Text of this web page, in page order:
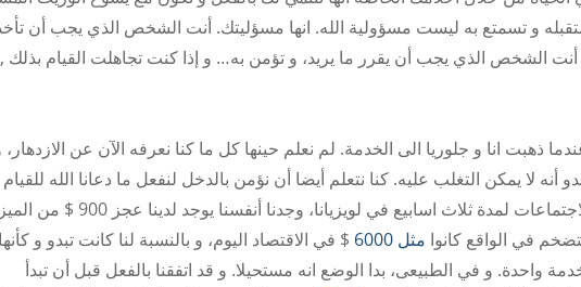
و تسمتع به ليست مسؤولية الله. انها مسؤليتك. أنت الشخص الذي يجب أن
أنت الشخص الذي يجب أن يقرر ما يريد، و تؤمن به… و إذا كنت تجاهلت القيام بذلك
لأول مرة أكتشف هذا في أواخر1960 عندما ذهبت انا و جلوريا الى الخدمة. لم نعلم حينها كل ما كنا نعرفه الآن عن
لا يمكن التغلب عليه. كنا نتعلم أيضا أن نؤمن بالدخل لنفعل ما دعانا الله
مرة ما بعد أن كنت قد وعظت سلسلة من الاجتماعات لمدة ثلاث اسابيع في
مثل 6000
$ في الاقتصاد اليوم، و بالنسبة لنا كانت تبدو و
قريب من 900 دولار في خدمة واحدة. و في الطبيعى، بدا الوضع انه مستحيلا. و قد اتفقنا بالفعل قبل أن تبدأ